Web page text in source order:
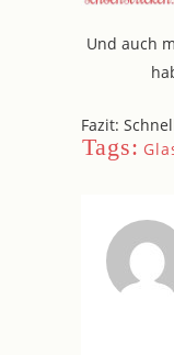
Und auch
Fazit:
Tags: